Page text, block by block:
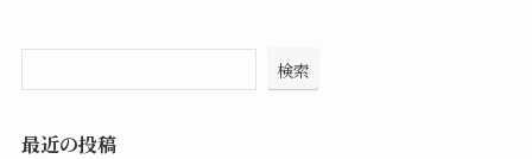
検索
最近の投稿